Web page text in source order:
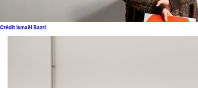
Crédit Ismaël Bazri